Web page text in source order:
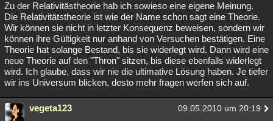
Zu der Relativitästheorie hab ich sowieso eine eigene Meinung.
Die Relativitätstheorie ist wie der Name schon sagt eine Theorie.
Wir können sie nicht in letzter Konsequenz beweisen, sondern wir
können ihre Gültigkeit nur anhand von Versuchen bestätigen. Eine
Theorie hat solange Bestand, bis sie widerlegt wird. Dann wird eine
neue Theorie auf den "Thron" sitzen, bis diese ebenfalls widerlegt
wird. Ich glaube, dass wir nie die ultimative Lösung haben. Je tiefer
wir ins Universum blicken, desto mehr fragen werfen sich auf.
vegeta123 09.05.2010 um 20:19